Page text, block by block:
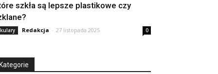
szkła są lepsze plastikowe czy
Redakcja - 27 listopada 2025 0
Kategorie